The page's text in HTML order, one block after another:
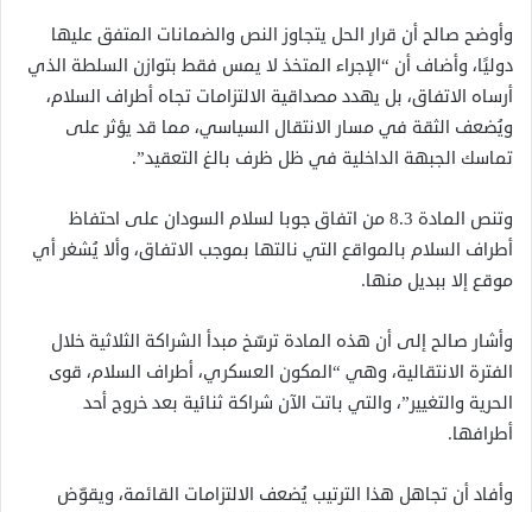
وأوضح صالح أن قرار الحل يتجاوز النص والضمانات المتفق عليها
دوليًا، وأضاف أن “الإجراء المتخذ لا يمس فقط بتوازن السلطة الذي
أرساه الاتفاق، بل يهدد مصداقية الالتزامات تجاه أطراف السلام،
ويُضعف الثقة في مسار الانتقال السياسي، مما قد يؤثر على
تماسك الجبهة الداخلية في ظل ظرف بالغ التعقيد”.
وتنص المادة 8.3 من اتفاق جوبا لسلام السودان على احتفاظ
أطراف السلام بالمواقع التي نالتها بموجب الاتفاق، وألا يُشغر أي
موقع إلا ببديل منها.
وأشار صالح إلى أن هذه المادة ترسّخ مبدأ الشراكة الثلاثية خلال
الفترة الانتقالية، وهي “المكون العسكري، أطراف السلام، قوى
الحرية والتغيير”، والتي باتت الآن شراكة ثنائية بعد خروج أحد
أطرافها.
وأفاد أن تجاهل هذا الترتيب يُضعف الالتزامات القائمة، ويقوّض